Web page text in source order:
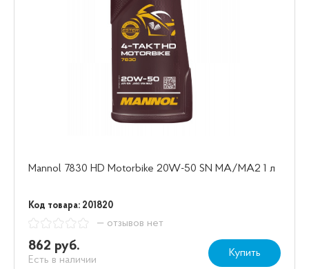
Mannol 7830 HD Motorbike 20W-50 SN МА/МА2 1 л
Код товара: 201820
— отзывов нет
862 руб.
Есть в наличии
Купить